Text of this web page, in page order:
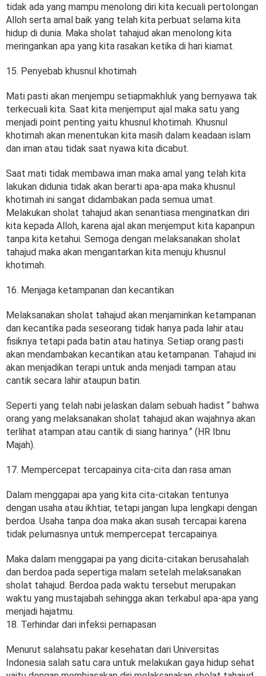
tidak ada yang mampu menolong diri kita kecuali pertolongan
Alloh serta amal baik yang telah kita perbuat selama kita
hidup di dunia. Maka sholat tahajud akan menolong kita
meringankan apa yang kita rasakan ketika di hari kiamat.
15. Penyebab khusnul khotimah
Mati pasti akan menjempu setiapmakhluk yang bernyawa tak
terkecuali kita. Saat kita menjemput ajal maka satu yang
menjadi point penting yaitu khusnul khotimah. Khusnul
khotimah akan menentukan kita masih dalam keadaan islam
dan iman atau tidak saat nyawa kita dicabut.
Saat mati tidak membawa iman maka amal yang telah kita
lakukan didunia tidak akan berarti apa-apa maka khusnul
khotimah ini sangat didambakan pada semua umat.
Melakukan sholat tahajud akan senantiasa menginatkan diri
kita kepada Alloh, karena ajal akan menjemput kita kapanpun
tanpa kita ketahui. Semoga dengan melaksanakan sholat
tahajud maka akan mengantarkan kita menuju khusnul
khotimah.
16. Menjaga ketampanan dan kecantikan
Melaksanakan sholat tahajud akan menjaminkan ketampanan
dan kecantika pada seseorang tidak hanya pada lahir atau
fisiknya tetapi pada batin atau hatinya. Setiap orang pasti
akan mendambakan kecantikan atau ketampanan. Tahajud ini
akan menjadikan terapi untuk anda menjadi tampan atau
cantik secara lahir ataupun batin.
Seperti yang telah nabi jelaskan dalam sebuah hadist “ bahwa
orang yang melaksanakan sholat tahajud akan wajahnya akan
terlihat atampan atau cantik di siang harinya.” (HR Ibnu
Majah).
17. Mempercepat tercapainya cita-cita dan rasa aman
Dalam menggapai apa yang kita cita-citakan tentunya
dengan usaha atau ikhtiar, tetapi jangan lupa lengkapi dengan
berdoa. Usaha tanpa doa maka akan susah tercapai karena
tidak pelumasnya untuk mempercepat tercapainya.
Maka dalam menggapai pa yang dicita-citakan berusahalah
dan berdoa pada sepertiga malam setelah melaksanakan
sholat tahajud. Berdoa pada waktu tersebut merupakan
waktu yang mustajabah sehingga akan terkabul apa-apa yang
menjadi hajatmu.
18. Terhindar dari infeksi pernapasan
Menurut salahsatu pakar kesehatan dari Universitas
Indonesia salah satu cara untuk melakukan gaya hidup sehat